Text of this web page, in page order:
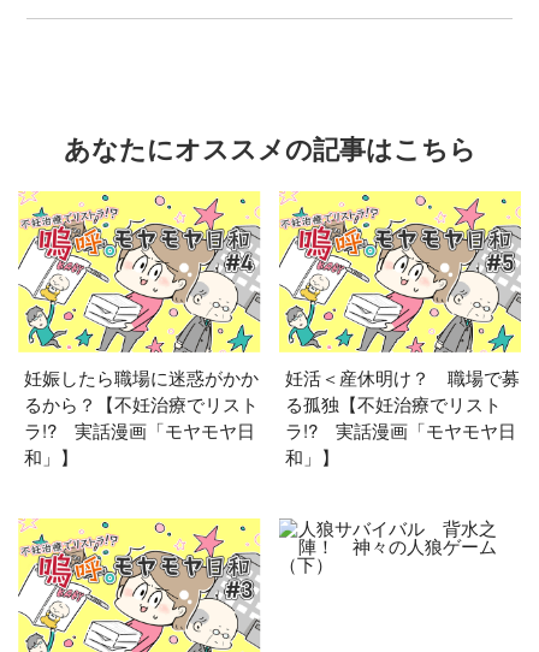
あなたにオススメの記事はこちら
妊娠したら職場に迷惑がかか
るから？【不妊治療でリスト
ラ!? 実話漫画「モヤモヤ日
和」】
妊活＜産休明け？ 職場で募
る孤独【不妊治療でリスト
ラ!? 実話漫画「モヤモヤ日
和」】